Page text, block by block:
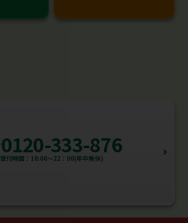
0120-333-876
受付時間：10:00～22：00(年中無休)